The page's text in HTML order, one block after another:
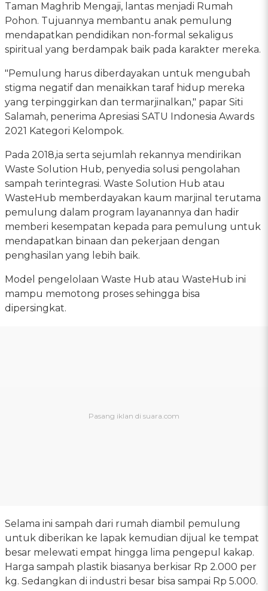
Taman Maghrib Mengaji, lantas menjadi Rumah
Pohon. Tujuannya membantu anak pemulung
mendapatkan pendidikan non-formal sekaligus
spiritual yang berdampak baik pada karakter mereka.
"Pemulung harus diberdayakan untuk mengubah
stigma negatif dan menaikkan taraf hidup mereka
yang terpinggirkan dan termarjinalkan," papar Siti
Salamah, penerima Apresiasi SATU Indonesia Awards
2021 Kategori Kelompok.
Pada 2018,ia serta sejumlah rekannya mendirikan
Waste Solution Hub, penyedia solusi pengolahan
sampah terintegrasi. Waste Solution Hub atau
WasteHub memberdayakan kaum marjinal terutama
pemulung dalam program layanannya dan hadir
memberi kesempatan kepada para pemulung untuk
mendapatkan binaan dan pekerjaan dengan
penghasilan yang lebih baik.
Model pengelolaan Waste Hub atau WasteHub ini
mampu memotong proses sehingga bisa
dipersingkat.
Selama ini sampah dari rumah diambil pemulung
untuk diberikan ke lapak kemudian dijual ke tempat
besar melewati empat hingga lima pengepul kakap.
Harga sampah plastik biasanya berkisar Rp 2.000 per
kg. Sedangkan di industri besar bisa sampai Rp 5.000.